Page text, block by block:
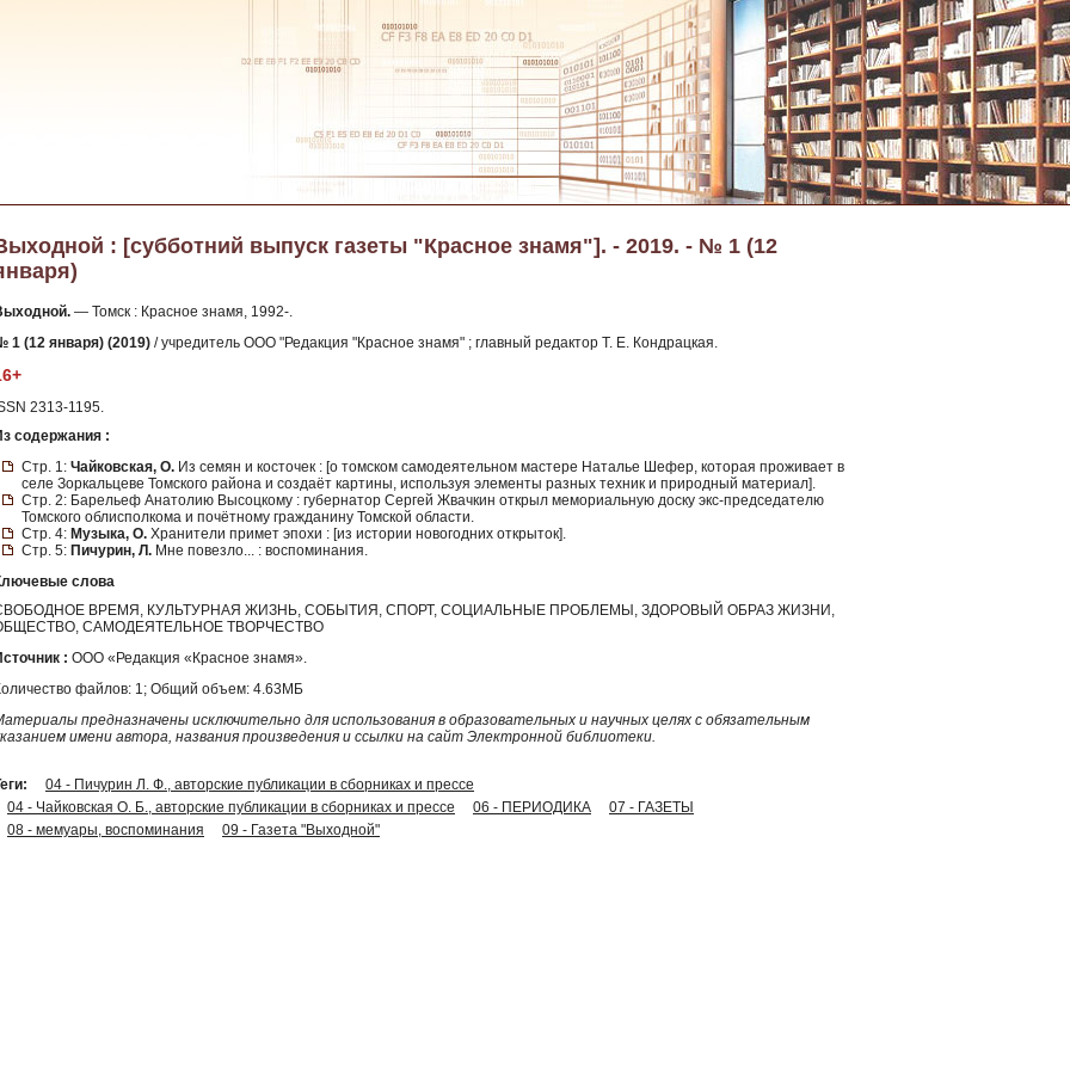
: [субботний выпуск газеты "Красное знамя"]. - 2019. - № 1 (12
— Томск : Красное знамя, 1992-.
1 (12 января) (2019) / учредитель ООО "Редакция "Красное знамя" ; главный редактор Т. Е. Кондрацкая.
2313-1195.
содержания :
Стр. 1: Чайковская, О. Из семян и косточек : [о томском самодеятельном мастере Наталье Шефер, которая проживает в
селе Зоркальцеве Томского района и создаёт картины, используя элементы разных техник и природный материал].
Стр. 2: Барельеф Анатолию Высоцкому : губернатор Сергей Жвачкин открыл мемориальную доску экс-председателю
Томского облисполкома и почётному гражданину Томской области.
Стр. 4: Музыка, О. Хранители примет эпохи : [из истории новогодних открыток].
Стр. 5: Пичурин, Л. Мне повезло... : воспоминания.
слова
ВРЕМЯ, КУЛЬТУРНАЯ ЖИЗНЬ, СОБЫТИЯ, СПОРТ, СОЦИАЛЬНЫЕ ПРОБЛЕМЫ, ЗДОРОВЫЙ ОБРАЗ ЖИЗНИ,
САМОДЕЯТЕЛЬНОЕ ТВОРЧЕСТВО
: ООО «Редакция «Красное знамя».
файлов: 1; Общий объем: 4.63МБ
предназначены исключительно для использования в образовательных и научных целях с обязательным
имени автора, названия произведения и ссылки на сайт Электронной библиотеки.
04 - Пичурин Л. Ф., авторские публикации в сборниках и прессе
04 - Чайковская О. Б., авторские публикации в сборниках и прессе
06 - ПЕРИОДИКА
07 - ГАЗЕТЫ
08 - мемуары, воспоминания
09 - Газета "Выходной"